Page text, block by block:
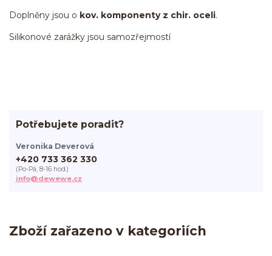
Doplněny jsou o kov. komponenty z chir. oceli.
Silikonové zarážky jsou samozřejmostí
Zboží zařazeno v kategoriích
Potřebujete poradit?
Veronika Deverová
+420 733 362 330
(Po-Pá, 8-16 hod.)
info@dewewe.cz